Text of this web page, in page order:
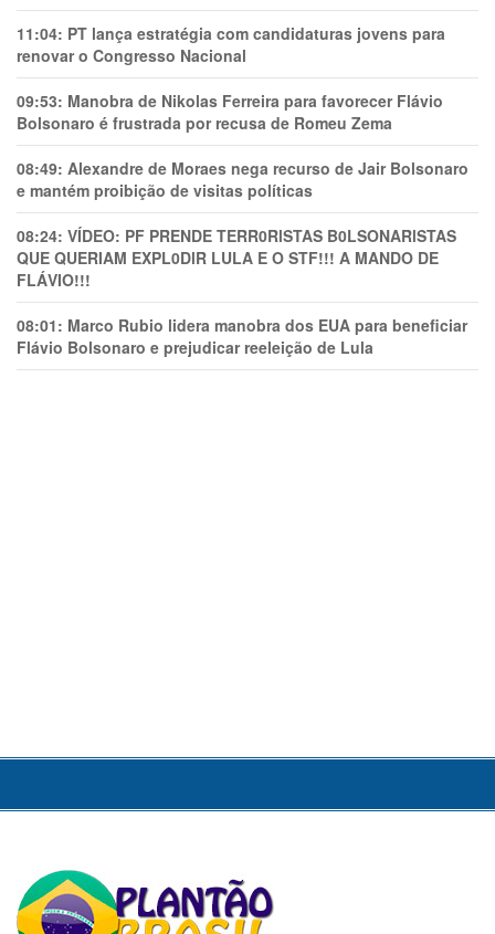
11:04: PT lança estratégia com candidaturas jovens para
renovar o Congresso Nacional
09:53: Manobra de Nikolas Ferreira para favorecer Flávio
Bolsonaro é frustrada por recusa de Romeu Zema
08:49: Alexandre de Moraes nega recurso de Jair Bolsonaro
e mantém proibição de visitas políticas
08:24: VÍDEO: PF PRENDE TERR0RlSTAS B0LSONARlSTAS
QUE QUERIAM EXPL0DlR LULA E O STF!!! A MANDO DE
FLÁVIO!!!
08:01: Marco Rubio lidera manobra dos EUA para beneficiar
Flávio Bolsonaro e prejudicar reeleição de Lula